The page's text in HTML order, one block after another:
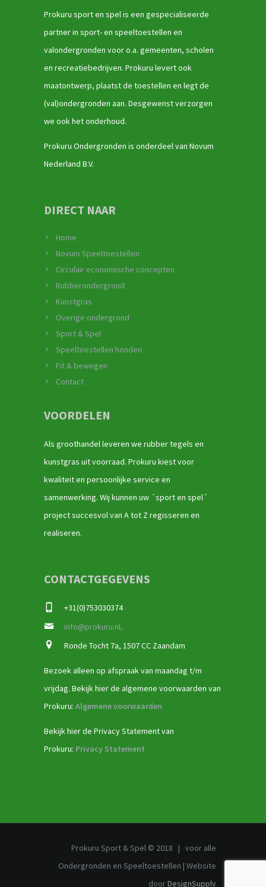
Prokuru sport en spel is een gespecialiseerde
partner in sport- en speeltoestellen en
valondergronden voor o.a. gemeenten, scholen
en recreatiebedrijven. Prokuru levert ook
maatontwerp, plaatst de toestellen en legt de
(val)ondergronden aan. Desgewenst verzorgen
we ook het onderhoud.
Prokuru Ondergronden is onderdeel van Novum
Nederland B.V.
DIRECT NAAR
Home
Novum Speeltoestellen
Circulair economische concepten
Rubberondergrond
Kunstgras
Overige ondergrond
Sport & Spel
Speeltoestellen honden
Fit & bewegen
Contact
VOORDELEN
Als groothandel leveren we rubber tegels en
kunstgras uit voorraad. Prokuru kiest voor
kwaliteit en persoonlijke service en
samenwerking. Wij kunnen uw ´sport en spel´
project succesvol van A tot Z regisseren en
realiseren.
CONTACTGEGEVENS
+31(0)753030374
info@prokuru.nl,
Ronde Tocht 7a, 1507 CC Zaandam
Bezoek alleen op afspraak van maandag t/m
vrijdag. Bekijk hier de algemene voorwaarden van
Prokuru: Algemene voorwaarden
Bekijk hier de Privacy Statement van
Prokuru: Privacy Statement
Prokuru Sport & Spel © 2018 | voor alle
Ondergronden en Speeltoestellen | Website
doorDesignSupply